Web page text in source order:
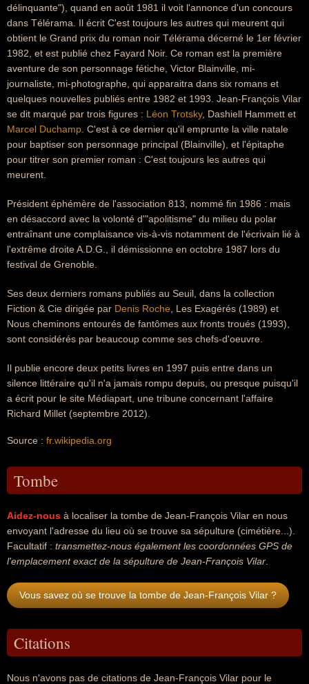
délinquante"), quand en août 1981 il voit l'annonce d'un concours
dans Télérama. Il écrit C'est toujours les autres qui meurent qui
obtient le Grand prix du roman noir Télérama décerné le 1er février
1982, et est publié chez Fayard Noir. Ce roman est la première
aventure de son personnage fétiche, Victor Blainville, mi-
journaliste, mi-photographe, qui apparaitra dans six romans et
quelques nouvelles publiés entre 1982 et 1993. Jean-François Vilar
se dit marqué par trois figures : Léon Trotsky, Dashiell Hammett et
Marcel Duchamp . C'est à ce dernier qu'il emprunte la ville natale
pour baptiser son personnage principal (Blainville), et l'épitaphe
pour titrer son premier roman : C'est toujours les autres qui
meurent.
Président éphémère de l'association 813, nommé fin 1986 : mais
en désaccord avec la volonté d'"apolitisme" du milieu du polar
entraînant une complaisance vis-à-vis notamment de l'écrivain lié à
l'extrême droite A.D.G., il démissionne en octobre 1987 lors du
festival de Grenoble.
Ses deux derniers romans publiés au Seuil, dans la collection
Fiction & Cie dirigée par Denis Roche , Les Exagérés (1989) et
Nous cheminons entourés de fantômes aux fronts troués (1993),
sont considérés par beaucoup comme ses chefs-d'oeuvre.
Il publie encore deux petits livres en 1997 puis entre dans un
silence littéraire qu'il n'a jamais rompu depuis, ou presque puisqu'il
a écrit pour le site Médiapart, une tribune concernant l'affaire
Richard Millet (septembre 2012).
Source : fr.wikipedia.org
Tombe
Aidez-nous à localiser la tombe de Jean-François Vilar en nous
envoyant l'adresse du lieu où se trouve sa sépulture (cimétière...).
Facultatif : transmettez-nous également les coordonnées GPS de
l'emplacement exact de la sépulture de Jean-François Vilar
Vous savez où se trouve la tombe de Jean-François Vilar ?
Citations
Nous n'avons pas de citations de Jean-François Vilar pour le